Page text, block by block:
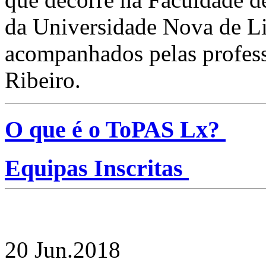
da Universidade Nova de
acompanhados pelas
Ribeiro.
O que é o ToPAS Lx?
Equipas Inscritas
20 Jun.2018